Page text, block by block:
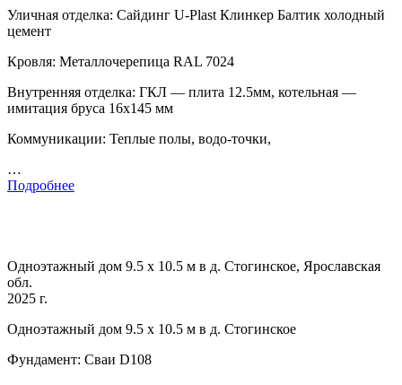
Уличная отделка: Сайдинг U-Plast Клинкер Балтик холодный
цемент
Кровля: Металлочерепица RAL 7024
Внутренняя отделка: ГКЛ — плита 12.5мм, котельная —
имитация бруса 16х145 мм
Коммуникации: Теплые полы, водо-точки,
…
Подробнее
Одноэтажный дом 9.5 х 10.5 м в д. Стогинское, Ярославская
обл.
2025 г.
Одноэтажный дом 9.5 х 10.5 м в д. Стогинское
Фундамент: Сваи D108